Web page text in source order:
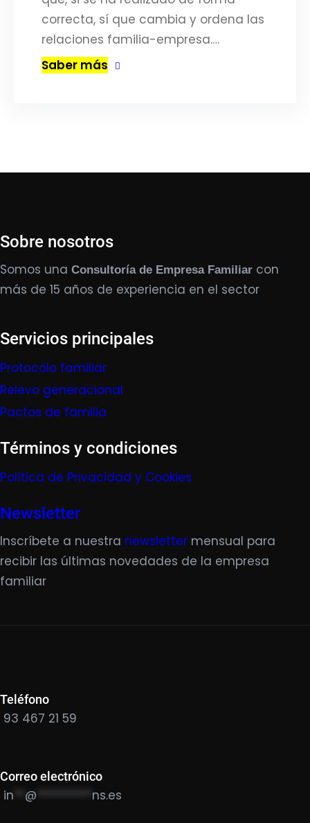
correcta, sí que cambia y ordena las
relaciones familia-empresa.…
Saber más
Sobre nosotros
Somos una Consultoría de Empresa Familiar con
más de 15 años de experiencia en el sector
Servicios principales
Protocolo familiar
Relevo generacional
Pactos de familia
Términos y condiciones
Política de Privacidad y Cookies
Newsletter
Inscríbete a nuestra newsletter mensual para
recibir las últimas novedades de la empresa
familiar
Teléfono
93 467 21 59
Correo electrónico
in @ ********** ns.es